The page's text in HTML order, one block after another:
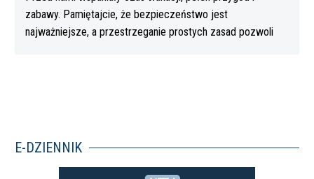
zabawy. Pamiętajcie, że bezpieczeństwo jest
najważniejsze, a przestrzeganie prostych zasad pozwoli
E-DZIENNIK